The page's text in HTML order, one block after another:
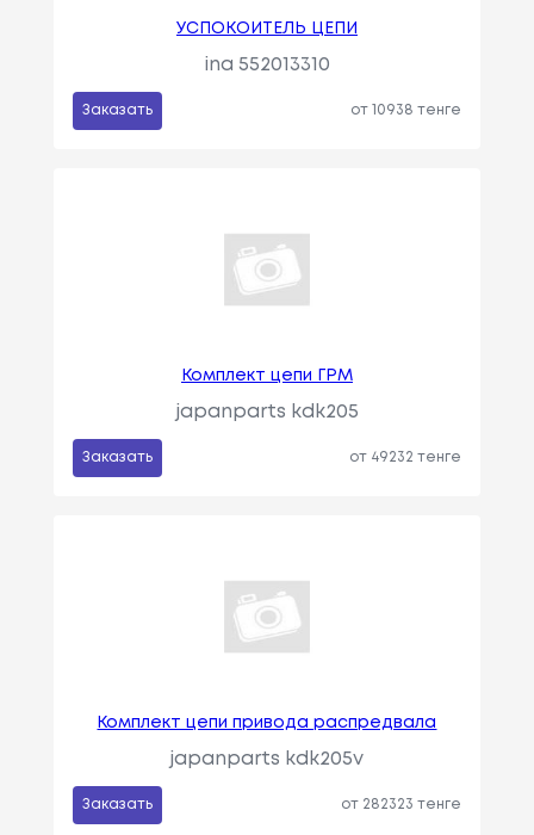
УСПОКОИТЕЛЬ ЦЕПИ
ina 552013310
Заказать от 10938 тенге
Комплект цепи ГРМ
japanparts kdk205
Заказать от 49232 тенге
Комплект цепи привода распредвала
japanparts kdk205v
Заказать от 282323 тенге